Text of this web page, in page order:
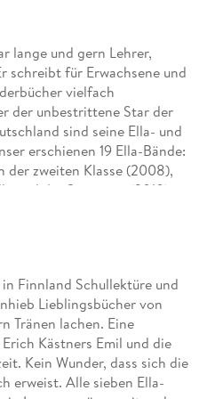
lange und gern Lehrer,
schreibt für Erwachsene und
vielfach
der unbestrittene Star der
sind seine Ella- und
erschienen 19 Ella-Bände:
der zweiten Klasse (2008),
und der Superstar (2010),
(2014), Ella und
Heldentaten (2016), Ella und
das Abenteuer im Wald
(2018), Ella und ihre
Klasse und der
ihre Freunde retten die
und die gigantische
Finnland Schullektüre und
Lieblingsbücher von
Tränen lachen. Eine
Kästners Emil und die
Kein Wunder, dass sich die
erweist. Alle sieben Ella-